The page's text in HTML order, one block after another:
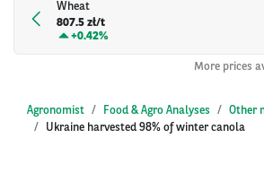
Wheat
807.5 zł/t
+0.42%
More prices
Agronomist Food & Agro Analyses Other
Ukraine harvested 98% of winter canola